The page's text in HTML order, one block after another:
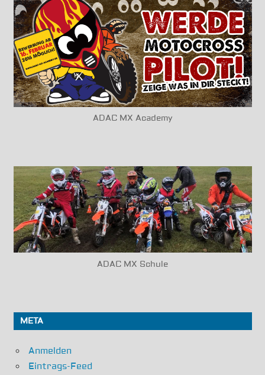
ADAC MX Academy
ADAC MX Schule
META
Anmelden
Eintrags-Feed